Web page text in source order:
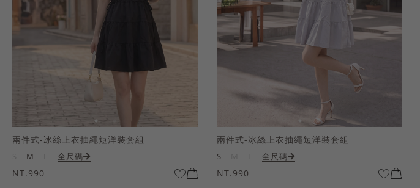
兩件式-冰絲上衣抽繩短洋裝套組
M 全尺碼
NT.990
兩件式-冰絲上衣抽繩短洋裝套組
S 全尺碼
NT.990